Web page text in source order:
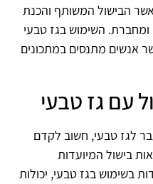
הבישול המשותף והכנת
השימוש בגז טבעי
אנשים מתנסים במתכונים
עם גז טבעי
לגז טבעי, חשוב לקדם
בישול המיועדות
בשימוש בגז טבעי, יכולות